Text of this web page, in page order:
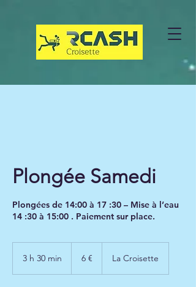
Plongée Samedi
Plongées de 14:00 à 17 :30 – Mise à l’eau
14 :30 à 15:00 . Paiement sur place.
3 h 30 min 6 € La Croisette